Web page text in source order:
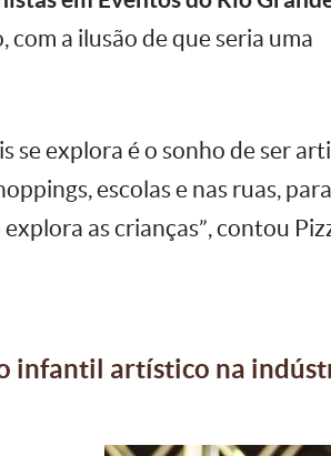
a ilusão de que seria uma
se explora é o sonho de ser
escolas e nas ruas,
as crianças”, contou
infantil artístico na